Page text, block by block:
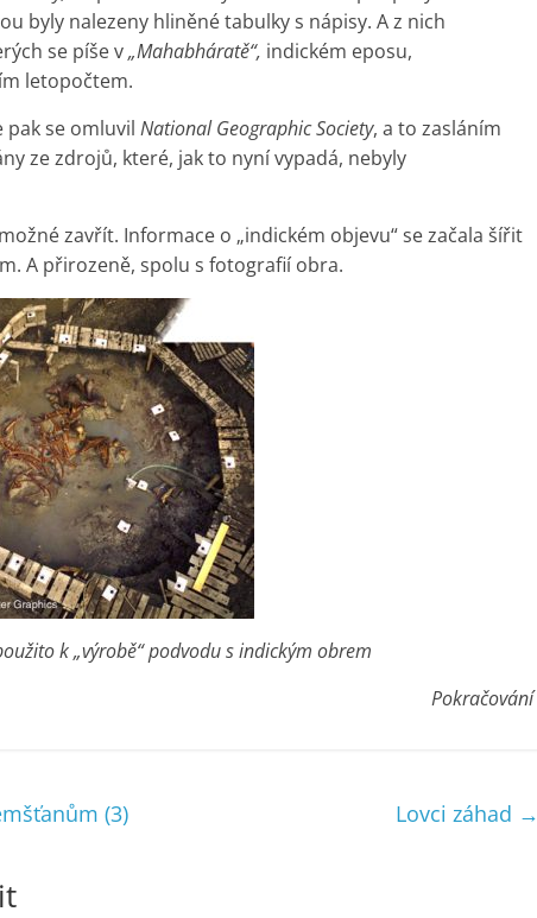
byly nalezeny hliněné tabulky s nápisy. A z nich
se píše v„Mahabháratě“, indickém eposu,
letopočtem.
pak se omluvil National Geographic Society, a to zasláním
ze zdrojů, které, jak to nyní vypadá, nebyly
zavřít. Informace o „indickém objevu“ se začala šířit
A přirozeně, spolu s fotografií obra.
k „výrobě“ podvodu s indickým obrem
Pokračování
(3) Lovci záhad →